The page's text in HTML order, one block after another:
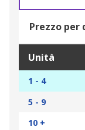
Prezzo per
Unità
1 - 4
5 - 9
10 +